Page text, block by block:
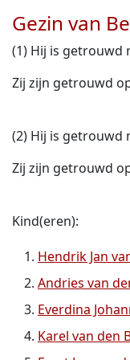
Gezin van
(1) Hij is getrouwd
Zij zijn getrouwd
(2) Hij is getrouwd
Zij zijn getrouwd
Kind(eren):
Hendrik Jan
Andries van
Everdina
Karel van den